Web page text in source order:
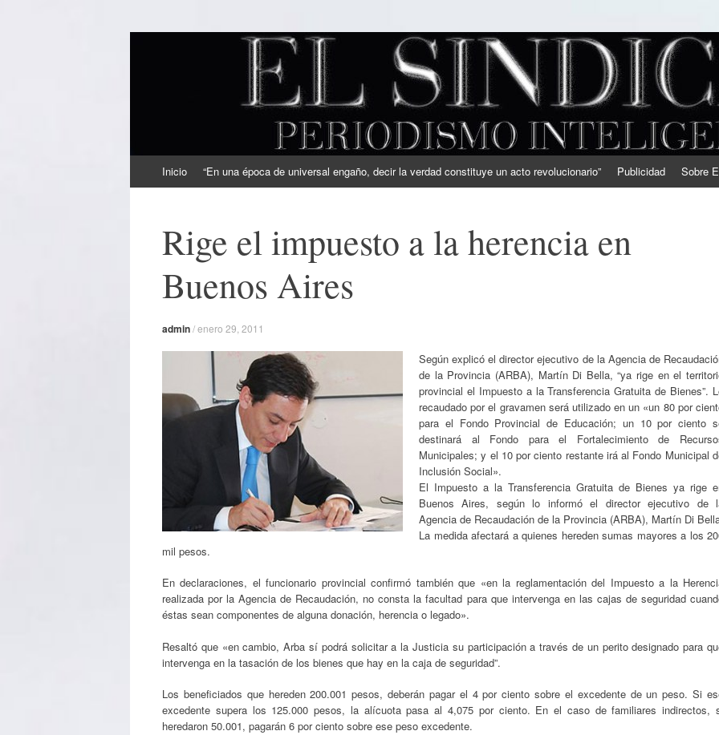
EL SINDICAL
Periodismo Inteligente
al
Inicio “En una época de universal engaño, decir la verdad constituye un acto revolucionario” Publicidad Sobre
Rige el impuesto a la herencia en
Buenos Aires
admin/enero 29, 2011
Según explicó el director ejecutivo de la Agencia de
de la Provincia (ARBA), Martín Di Bella, “ya rige en el
provincial el Impuesto a la Transferencia Gratuita de Bienes”.
recaudado por el gravamen será utilizado en un «un 80 por
para el Fondo Provincial de Educación; un 10 por ciento
destinará al Fondo para el Fortalecimiento de
Municipales; y el 10 por ciento restante irá al Fondo Municipal
Inclusión Social».
El Impuesto a la Transferencia Gratuita de Bienes ya rige
Buenos Aires, según lo informó el director ejecutivo de
Agencia de Recaudación de la Provincia (ARBA), Martín Di
La medida afectará a quienes hereden sumas mayores a los
mil pesos.
En declaraciones, el funcionario provincial confirmó también que «en la reglamentación del Impuesto a la
realizada por la Agencia de Recaudación, no consta la facultad para que intervenga en las cajas de seguridad
éstas sean componentes de alguna donación, herencia o legado».
Resaltó que «en cambio, Arba sí podrá solicitar a la Justicia su participación a través de un perito designado para
intervenga en la tasación de los bienes que hay en la caja de seguridad”.
Los beneficiados que hereden 200.001 pesos, deberán pagar el 4 por ciento sobre el excedente de un peso. Si
excedente supera los 125.000 pesos, la alícuota pasa al 4,075 por ciento. En el caso de familiares indirectos,
heredaron 50.001, pagarán 6 por ciento sobre ese peso excedente.